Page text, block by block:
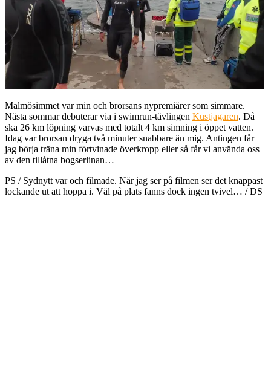
Malmösimmet var min och brorsans nypremiärer som simmare.
Nästa sommar debuterar via i swimrun-tävlingen Kustjagaren. Då
ska 26 km löpning varvas med totalt 4 km simning i öppet vatten.
Idag var brorsan dryga två minuter snabbare än mig. Antingen får
jag börja träna min förtvinade överkropp eller så får vi använda oss
av den tillåtna bogserlinan…
PS / Sydnytt var och filmade. När jag ser på filmen ser det knappast
lockande ut att hoppa i. Väl på plats fanns dock ingen tvivel… / DS